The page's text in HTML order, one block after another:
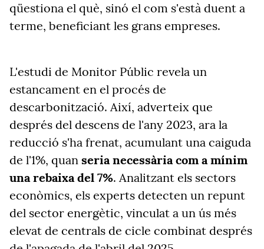
qüestiona el què, sinó el com s'està duent a
terme, beneficiant les grans empreses.
L'estudi de Monitor Públic revela un
estancament en el procés de
descarbonització. Així, adverteix que
després del descens de l'any 2023, ara la
reducció s'ha frenat, acumulant una caiguda
de l'1%, quan seria necessària com a mínim
una rebaixa del 7%. Analitzant els sectors
econòmics, els experts detecten un repunt
del sector energètic, vinculat a un ús més
elevat de centrals de cicle combinat després